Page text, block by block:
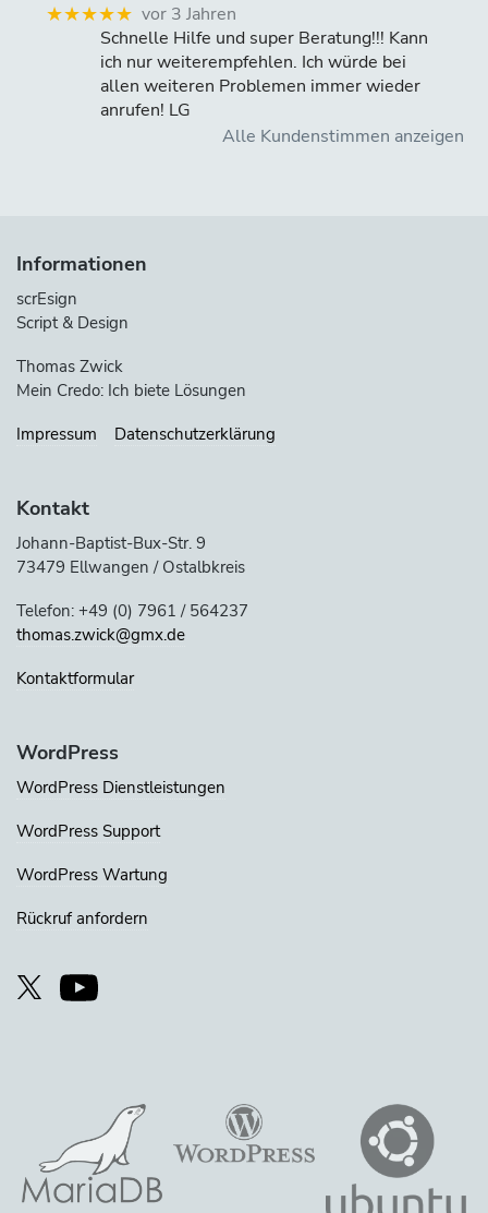
★★★★★ vor 3 Jahren
Schnelle Hilfe und super Beratung!!! Kann
ich nur weiterempfehlen. Ich würde bei
allen weiteren Problemen immer wieder
anrufen! LG
Alle Kundenstimmen anzeigen
Informationen
scrEsign
Script & Design
Thomas Zwick
Mein Credo: Ich biete Lösungen
Impressum
Datenschutzerklärung
Kontakt
Johann-Baptist-Bux-Str. 9
73479 Ellwangen / Ostalbkreis
Telefon: +49 (0) 7961 / 564237
thomas.zwick@gmx.de
Kontaktformular
WordPress
WordPress Dienstleistungen
WordPress Support
WordPress Wartung
Rückruf anfordern